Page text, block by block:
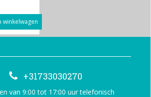
winkelwagen
+31733030270
van 9:00 tot 17:00 uur telefonisch